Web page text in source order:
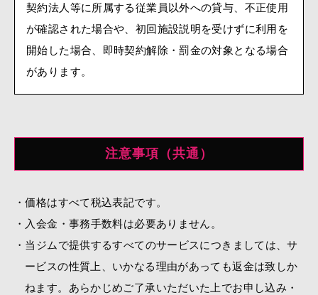
契約法人等に所属する従業員以外への貸与、不正使用
が確認された場合や、初回施設説明を受けずに利用を
開始した場合、即時契約解除・罰金の対象となる場合
があります。
注意事項（共通）
価格はすべて税込表記です。
入会金・事務手数料は必要ありません。
当ジムで提供するすべてのサービスにつきましては、サ
ービスの性質上、いかなる理由があっても返金は致しか
ねます。あらかじめご了承いただいた上でお申し込み・